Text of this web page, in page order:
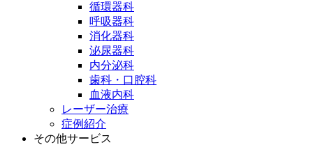
循環器科
呼吸器科
消化器科
泌尿器科
内分泌科
歯科・口腔科
血液内科
レーザー治療
症例紹介
その他サービス